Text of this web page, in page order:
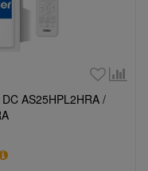
AS25HPL2HRA /